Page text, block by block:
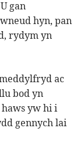
gan
hyn, pan
rydym yn
ac
bod yn
yw hi i
gennych lai